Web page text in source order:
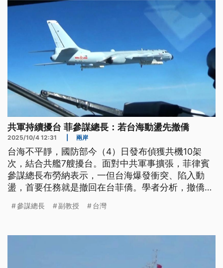
共軍持續擾台 菲參謀總長：若台海動盪先撤僑
2025/10/4 12:31 兩岸
台海不平靜，國防部今（4）日發布偵獲共機10架
次，結合共艦7艘擾台。面對中共軍事擴張，菲律賓
參謀總長布勞納表示，一但台海爆發衝突、陷入動
盪，首要任務就是撤回在台菲僑。學者分析，撤僑需
好準備、反制中共。
參謀總長 副教授 台灣